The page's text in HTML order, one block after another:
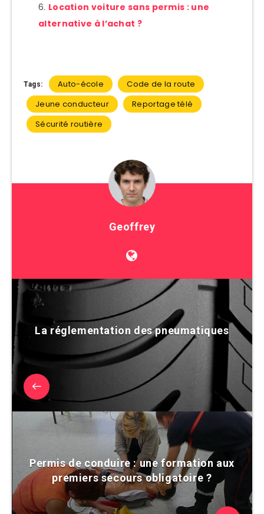
Location voiture sans permis : une
alternative à l’achat ?
Tags: Auto-école
Code de la route
Jeune conducteur
Reportage télé
Sécurité routière
Geoffrey
La réglementation des pneumatiques
Permis de conduire : une formation aux
premiers secours obligatoire ?